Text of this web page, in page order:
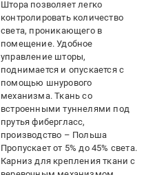
Штора позволяет легко
контролировать количество
света, проникающего в
помещение. Удобное
управление шторы,
поднимается и опускается с
помощью шнурового
механизма. Ткань со
встроенными туннелями под
прутья фибергласс,
производство – Польша
Пропускает от 5% до 45% света.
Карниз для крепления ткани с